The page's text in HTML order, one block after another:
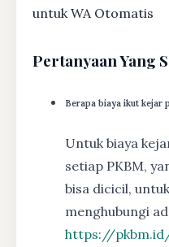
untuk WA Otomatis
Pertanyaan Yang
Berapa biaya ikut kejar
Untuk biaya
setiap PKBM,
bisa dicicil,
menghubungi
https://